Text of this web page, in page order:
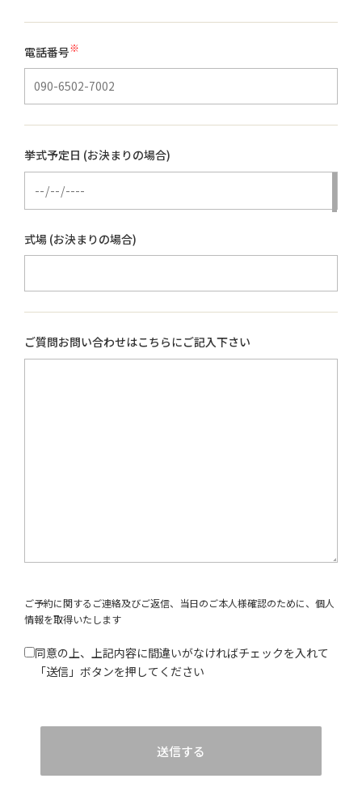
電話番号※
挙式予定日 (お決まりの場合)
式場 (お決まりの場合)
ご質問お問い合わせはこちらにご記入下さい
ご予約に関するご連絡及びご返信、当日のご本人様確認のために、個人
情報を取得いたします
同意の上、上記内容に間違いがなければチェックを入れて
「送信」ボタンを押してください
送信する